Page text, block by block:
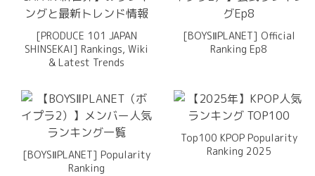
[PRODUCE 101 JAPAN
SHINSEKAI] Rankings, Wiki
& Latest Trends
[BOYSⅡPLANET] Official
Ranking Ep8
[BOYSⅡPLANET] Popularity
Ranking
Top100 KPOP Popularity
Ranking 2025